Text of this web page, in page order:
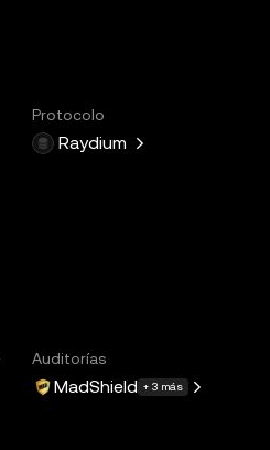
Protocolo
Raydium
Auditorías
MadShield + 3 más